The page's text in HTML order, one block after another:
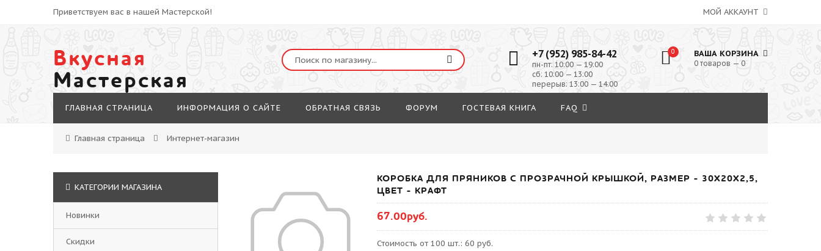
Приветствуем вас в нашей Мастерской! МОЙ АККАУНТ
Вкусная
Мастерская
+7 (952) 985-84-42
пн-пт: 10:00 — 19:00
сб: 10:00 — 13:00
перерыв: 13:00 — 14:00
0 ВАША КОРЗИНА
0 товаров — 0
ГЛАВНАЯ СТРАНИЦА ИНФОРМАЦИЯ О САЙТЕ ОБРАТНАЯ СВЯЗЬ ФОРУМ ГОСТЕВАЯ КНИГА FAQ
Главная страница Интернет-магазин
КОРОБКА ДЛЯ ПРЯНИКОВ С ПРОЗРАЧНОЙ КРЫШКОЙ, РАЗМЕР - 30Х20Х2,5,
ЦВЕТ - КРАФТ
67.00руб.
Стоимость от 100 шт.: 60 руб.
КАТЕГОРИИ МАГАЗИНА
Новинки
Скидки